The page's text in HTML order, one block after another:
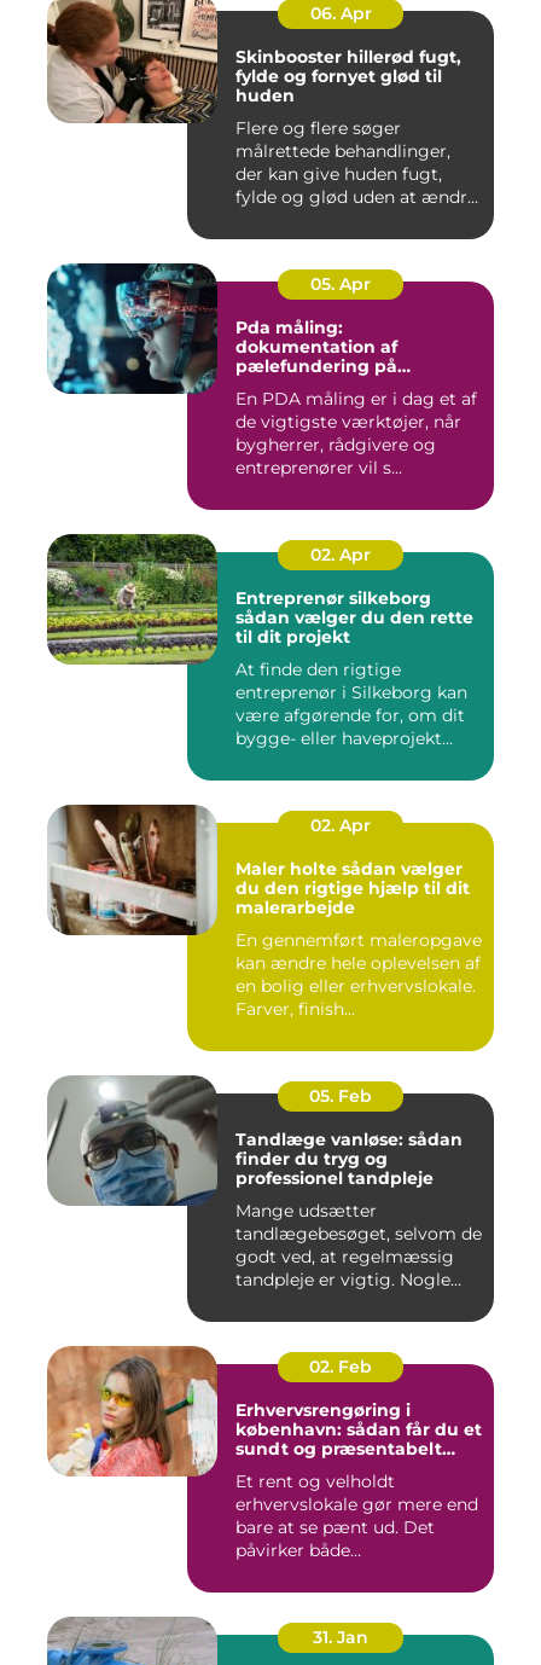
06. Apr
Skinbooster hillerød fugt,
fylde og fornyet glød til
huden
Flere og flere søger
målrettede behandlinger,
der kan give huden fugt,
fylde og glød uden at ændre
05. Apr
Pda måling:
dokumentation af
pælefundering på
En PDA måling er i dag et af
de vigtigste værktøjer, når
bygherrer, rådgivere og
entreprenører vil s...
02. Apr
Entreprenør silkeborg
sådan vælger du den rette
til dit projekt
At finde den rigtige
entreprenør i Silkeborg kan
være afgørende for, om dit
bygge- eller haveprojekt...
02. Apr
Maler holte sådan vælger
du den rigtige hjælp til dit
malerarbejde
En gennemført maleropgave
kan ændre hele oplevelsen af
en bolig eller erhvervslokale.
Farver, finish...
05. Feb
Tandlæge vanløse: sådan
finder du tryg og
professionel tandpleje
Mange udsætter
tandlægebesøget, selvom de
godt ved, at regelmæssig
tandpleje er vigtig. Nogle
02. Feb
Erhvervsrengøring i
københavn: sådan får du et
sundt og præsentabelt
Et rent og velholdt
erhvervslokale gør mere end
bare at se pænt ud. Det
påvirker både
31. Jan